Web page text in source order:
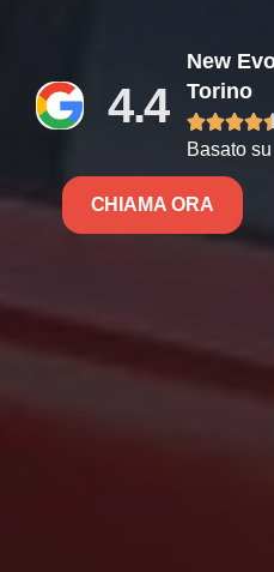
4.4
New
Torino

Basato
CHIAMA ORA